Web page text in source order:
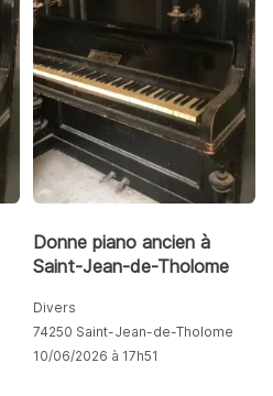
Donne piano ancien à
Saint-Jean-de-Tholome
Divers
74250 Saint-Jean-de-Tholome
10/06/2026 à 17h51